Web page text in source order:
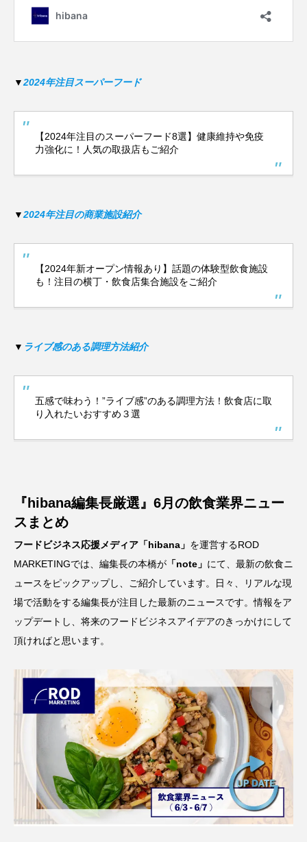
▼2024年注目スーパーフード
【2024年注目のスーパーフード8選】健康維持や免疫
力強化に！人気の取扱店もご紹介
▼2024年注目の商業施設紹介
【2024年新オープン情報あり】話題の体験型飲食施設
も！注目の横丁・飲食店集合施設をご紹介
▼ ライブ感のある調理方法紹介
五感で味わう！”ライブ感”のある調理方法！飲食店に取
り入れたいおすすめ３選
『hibana編集長厳選』6月の飲食業界ニュー
スまとめ
フードビジネス応援メディア「hibana」 を運営するROD
MARKETINGでは、編集長の本橋が 「note 」 にて、最新の飲食ニ
ュースをピックアップし、ご紹介しています。日々、リアルな現
場で活動をする編集長が注目した最新のニュースです。情報をア
ップデートし、将来のフードビジネスアイデアのきっかけにして
頂ければと思います。